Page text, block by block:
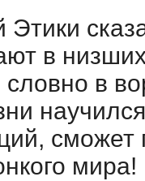
в
словно в
сможет
мира!